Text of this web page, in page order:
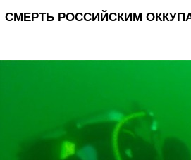
СМЕРТЬ РОССИЙСКИМ